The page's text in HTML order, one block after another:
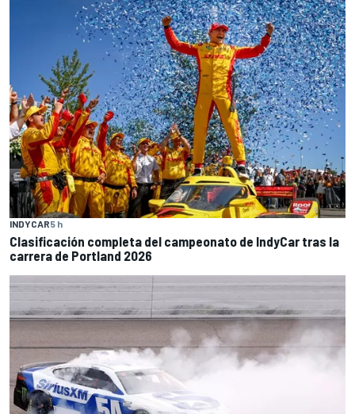
INDYCAR5 h
Clasificación completa del campeonato de IndyCar tras la
carrera de Portland 2026